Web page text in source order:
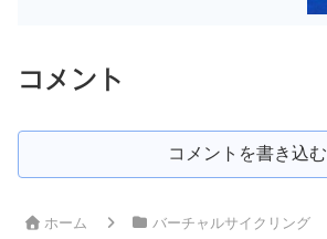
コメント
コメントを書き込む
ホーム バーチャルサイクリング